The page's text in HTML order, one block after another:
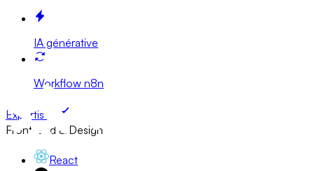
IA générative
Workflow n8n
Expertises
Front-end & Design
React